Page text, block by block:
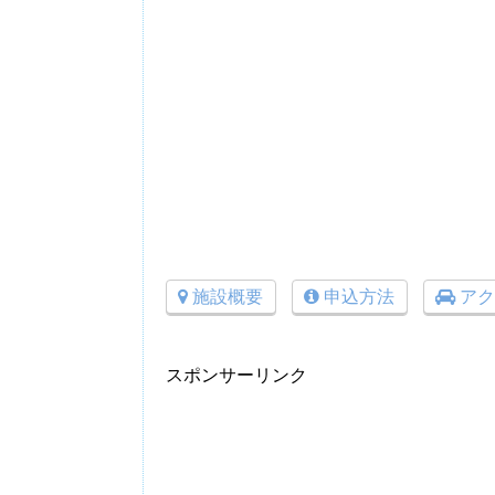
施設概要 申込方法 ア
スポンサーリンク